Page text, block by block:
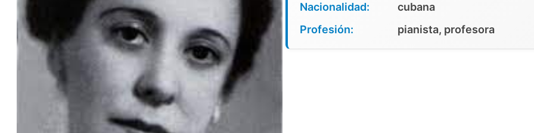
Nacionalidad:
cubana
Profesión:
pianista, profesora